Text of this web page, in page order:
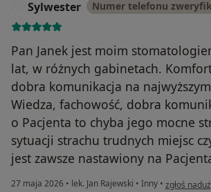
Sylwester Numer telefonu
Pan Janek jest moim
lat, w różnych gabinetach.
dobra komunikacja na
Wiedza, fachowość, dobra
o Pacjenta to chyba jego mocne
sytuacji strachu trudnych miejsc
jest zawsze nastawiony na
27 maja 2026 • lek. Jan Rajewski • Inny • w opinii
zgłoś